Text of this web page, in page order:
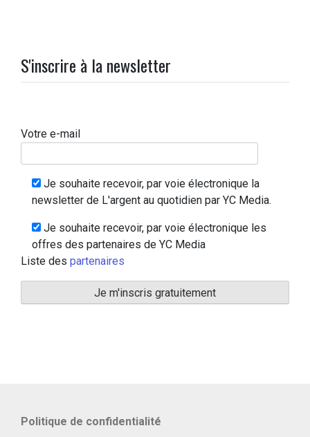
S'inscrire à la newsletter
Votre e-mail
Je souhaite recevoir, par voie électronique la
newsletter de L'argent au quotidien par YC Media.
Je souhaite recevoir, par voie électronique les
offres des partenaires de YC Media
Liste des partenaires
Politique de confidentialité